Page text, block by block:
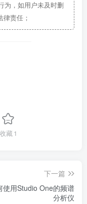
为，如用户未及时删
责任；
收藏1
下一篇
使用Studio One的频谱
分析仪